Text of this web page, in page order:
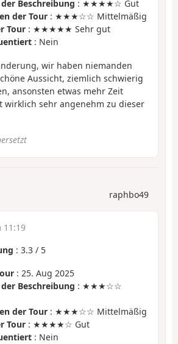
Beschreibung : ★★★★☆ Gut
der Tour : ★★★☆☆ Mittelmäßig
Tour : ★★★★★ Sehr gut
: Nein
wir haben niemanden
Aussicht, ziemlich schwierig
ansonsten etwas mehr Zeit
wirklich sehr angenehm zu dieser
raphbo49
11:19
: 3.3 / 5
: 25. Aug 2025
Beschreibung : ★★★☆☆
der Tour : ★★★☆☆ Mittelmäßig
Tour : ★★★★☆ Gut
: Nein